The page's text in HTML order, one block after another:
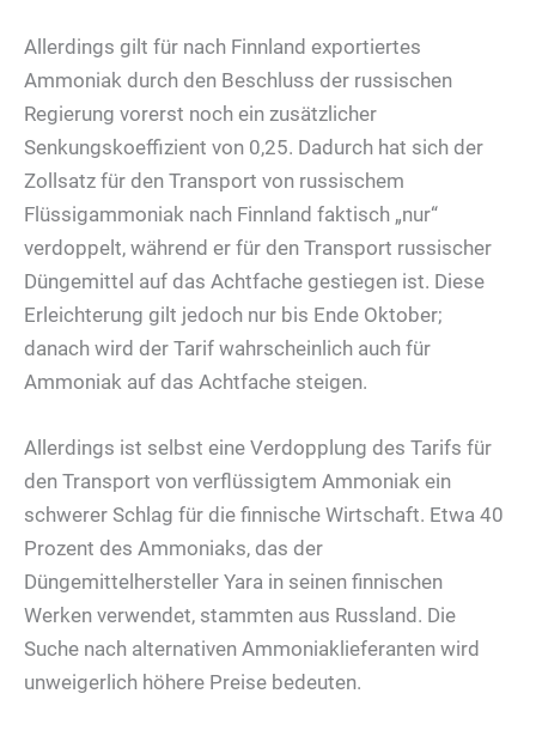
Allerdings gilt für nach Finnland exportiertes
Ammoniak durch den Beschluss der russischen
Regierung vorerst noch ein zusätzlicher
Senkungskoeffizient von 0,25. Dadurch hat sich der
Zollsatz für den Transport von russischem
Flüssigammoniak nach Finnland faktisch „nur“
verdoppelt, während er für den Transport russischer
Düngemittel auf das Achtfache gestiegen ist. Diese
Erleichterung gilt jedoch nur bis Ende Oktober;
danach wird der Tarif wahrscheinlich auch für
Ammoniak auf das Achtfache steigen.
Allerdings ist selbst eine Verdopplung des Tarifs für
den Transport von verflüssigtem Ammoniak ein
schwerer Schlag für die finnische Wirtschaft. Etwa 40
Prozent des Ammoniaks, das der
Düngemittelhersteller Yara in seinen finnischen
Werken verwendet, stammten aus Russland. Die
Suche nach alternativen Ammoniaklieferanten wird
unweigerlich höhere Preise bedeuten.